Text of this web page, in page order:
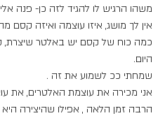
משהו הרגיש לו להגיד לזה כן- פנה
אין לך מושג, איזו עוצמה ואיזה קסם
כמה כוח של קסם יש באלטר שיצרת,
היום.
שמחתי ככ לשמוע את זה .
אני מכירה את עוצמת האלטרים, את
הרבה זמן הלאה , אפילו שהיצירה